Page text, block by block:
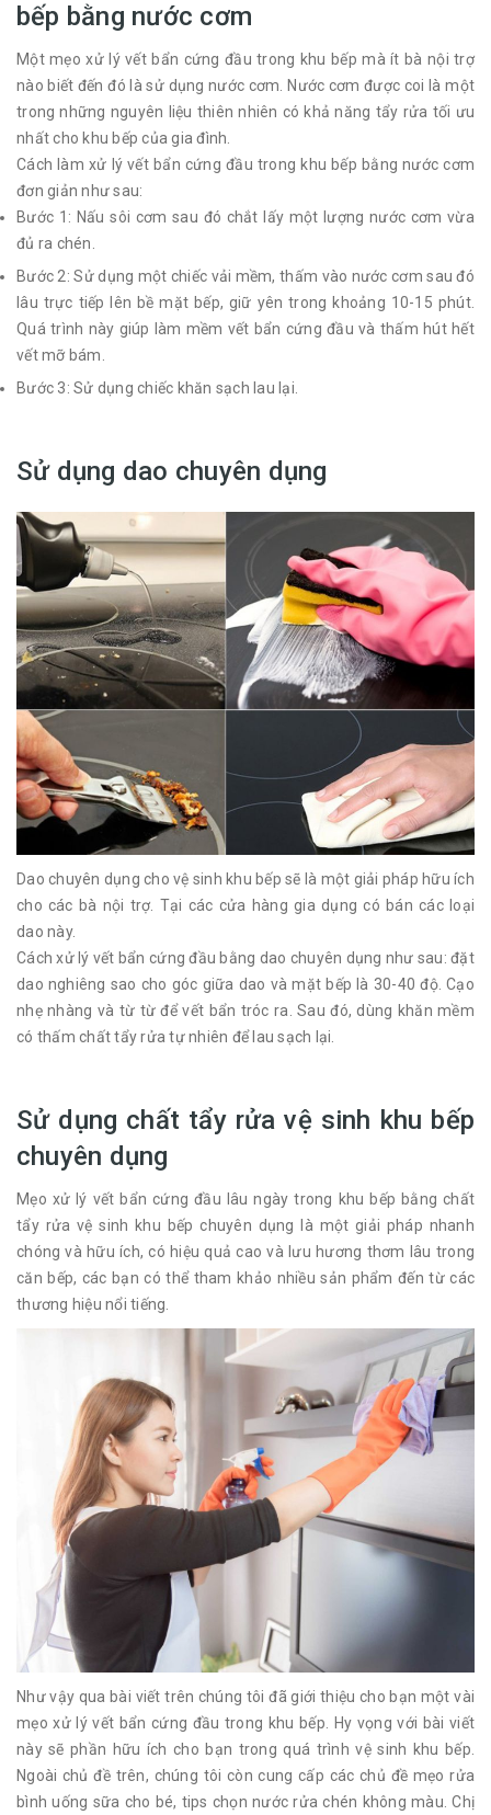
bếp bằng nước cơm
Một mẹo xử lý vết bẩn cứng đầu trong khu bếp mà ít bà nội trợ
nào biết đến đó là sử dụng nước cơm. Nước cơm được coi là một
trong những nguyên liệu thiên nhiên có khả năng tẩy rửa tối ưu
nhất cho khu bếp của gia đình.
Cách làm xử lý vết bẩn cứng đầu trong khu bếp bằng nước cơm
đơn giản như sau:
Bước 1: Nấu sôi cơm sau đó chắt lấy một lượng nước cơm vừa
đủ ra chén.
Bước 2: Sử dụng một chiếc vải mềm, thấm vào nước cơm sau đó
lâu trực tiếp lên bề mặt bếp, giữ yên trong khoảng 10-15 phút.
Quá trình này giúp làm mềm vết bẩn cứng đầu và thấm hút hết
vết mỡ bám.
Bước 3: Sử dụng chiếc khăn sạch lau lại.
Sử dụng dao chuyên dụng
Dao chuyên dụng cho vệ sinh khu bếp sẽ là một giải pháp hữu ích
cho các bà nội trợ. Tại các cửa hàng gia dụng có bán các loại
dao này.
Cách xử lý vết bẩn cứng đầu bằng dao chuyên dụng như sau: đặt
dao nghiêng sao cho góc giữa dao và mặt bếp là 30-40 độ. Cạo
nhẹ nhàng và từ từ để vết bẩn tróc ra. Sau đó, dùng khăn mềm
có thấm chất tẩy rửa tự nhiên để lau sạch lại.
Sử dụng chất tẩy rửa vệ sinh khu bếp
chuyên dụng
Mẹo xử lý vết bẩn cứng đầu lâu ngày trong khu bếp bằng chất
tẩy rửa vệ sinh khu bếp chuyên dụng là một giải pháp nhanh
chóng và hữu ích, có hiệu quả cao và lưu hương thơm lâu trong
căn bếp, các bạn có thể tham khảo nhiều sản phẩm đến từ các
thương hiệu nổi tiếng.
Như vậy qua bài viết trên chúng tôi đã giới thiệu cho bạn một vài
mẹo xử lý vết bẩn cứng đầu trong khu bếp. Hy vọng với bài viết
này sẽ phần hữu ích cho bạn trong quá trình vệ sinh khu bếp.
Ngoài chủ đề trên, chúng tôi còn cung cấp các chủ đề mẹo rửa
bình uống sữa cho bé, tips chọn nước rửa chén không màu. Chị